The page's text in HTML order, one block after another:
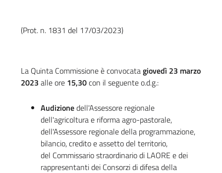
(Prot. n. 1831 del 17/03/2023)
La Quinta Commissione è convocatagiovedì 23 marzo
2023 alle ore 15,30con il seguente o.d.g.:
Audizionedell'Assessore regionale
dell'agricoltura e riforma agro-pastorale,
dell'Assessore regionale della programmazione,
bilancio, credito e assetto del territorio,
del Commissario straordinario di LAORE e dei
rappresentanti dei Consorzi di difesa della